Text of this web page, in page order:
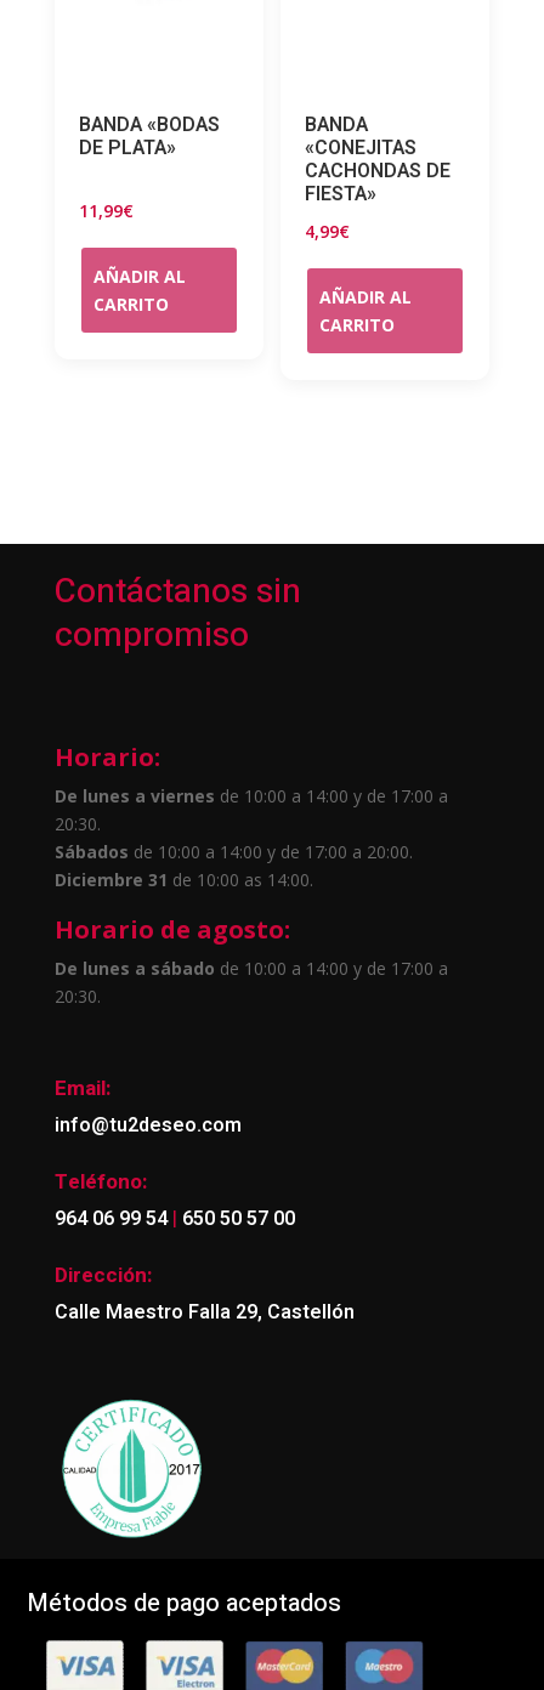
BANDA «BODAS
DE PLATA»
11,99€
AÑADIR AL
CARRITO
BANDA
«CONEJITAS
CACHONDAS DE
FIESTA»
4,99€
AÑADIR AL
CARRITO
Contáctanos sin
compromiso
Horario:
De lunes a viernes de 10:00 a 14:00 y de 17:00 a
20:30.
Sábados de 10:00 a 14:00 y de 17:00 a 20:00.
Diciembre 31 de 10:00 as 14:00.
Horario de agosto:
De lunes a sábado de 10:00 a 14:00 y de 17:00 a
20:30.
Email:
info@tu2deseo.com
Teléfono:
964 06 99 54| 650 50 57 00
Dirección:
Calle Maestro Falla 29, Castellón
Métodos de pago aceptados